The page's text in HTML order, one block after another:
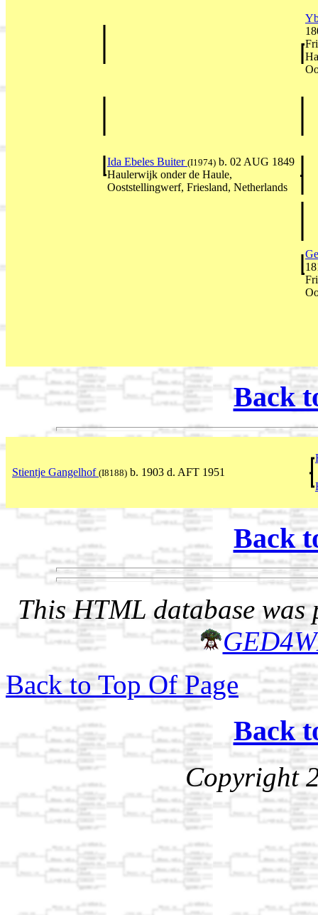
Ida Ebeles Buiter (I1974) b. 02 AUG 1849
Haulerwijk onder de Haule,
Ooststellingwerf, Friesland, Netherlands
Back
Stientje Gangelhof (I8188) b. 1903 d. AFT 1951
Back
This HTML database was
Back to Top Of Page
Back
Copyright